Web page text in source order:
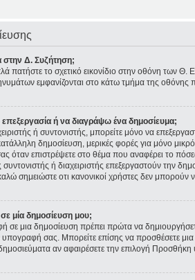
στην Δ. Συζήτηση;
πατήστε το σχετικό εικονίδιο στην οθόνη των Θ.
εμφανίζονται στο κάτω τμήμα της
ή να διαγράψω ένα δημοσίευμα;
ή συντονιστής, μπορείτε μόνο να
δημοσίευση, μερικές φορές για μόνο
όταν επιστρέψετε στο θέμα που αναφέρει το
συντονιστής ή διαχειριστής επεξεργαστούν
σημειώστε οτι κανονικοί χρήστες δεν μπορούν
μία δημοσίευση μου;
σε μια δημοσίευση πρέπει πρώτα να
υπογραφή σας. Μπορείτε επίσης να προσθέσετε
αν αφαιρέσετε την επιλογή